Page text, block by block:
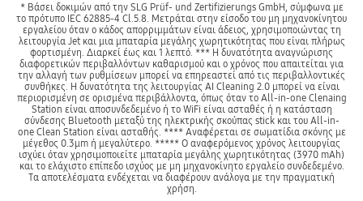
* Βάσει δοκιμών από την SLG Prüf- und Zertifizierungs GmbH, σύμφωνα με
το πρότυπο IEC 62885-4 Cl.5.8. Μετράται στην είσοδο του μη μηχανοκίνητου
εργαλείου όταν ο κάδος απορριμμάτων είναι άδειος, χρησιμοποιώντας τη
λειτουργία Jet και μια μπαταρία μεγάλης χωρητικότητας που είναι πλήρως
φορτισμένη. Διαρκεί έως και 1 λεπτό. *** Η δυνατότητα αναγνώρισης
διαφορετικών περιβαλλόντων καθαρισμού και ο χρόνος που απαιτείται για
την αλλαγή των ρυθμίσεων μπορεί να επηρεαστεί από τις περιβαλλοντικές
συνθήκες. Η δυνατότητα της λειτουργίας AI Cleaning 2.0 μπορεί να είναι
περιορισμένη σε ορισμένα περιβάλλοντα, όπως όταν το All-in-one Clenaing
Station είναι αποσυνδεδεμένο ή το WiFi είναι ασταθές ή η κατάσταση
σύνδεσης Bluetooth μεταξύ της ηλεκτρικής σκούπας stick και του All-in-
one Clean Station είναι ασταθής. **** Αναφέρεται σε σωματίδια σκόνης με
μέγεθος 0.3μm ή μεγαλύτερο. ***** Ο αναφερόμενος χρόνος λειτουργίας
ισχύει όταν χρησιμοποιείτε μπαταρία μεγάλης χωρητικότητας (3970 mAh)
και το ελάχιστο επίπεδο ισχύος με μη μηχανοκίνητο εργαλείο συνδεδεμένο.
Τα αποτελέσματα ενδέχεται να διαφέρουν ανάλογα με την πραγματική
χρήση.